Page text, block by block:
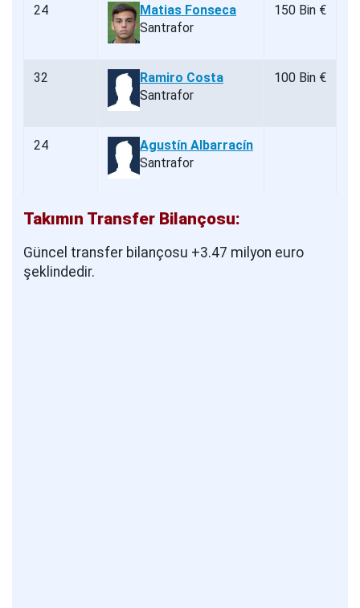
24
Matias Fonseca
Santrafor
150 Bin €
32
Ramiro Costa
Santrafor
100 Bin €
24
Agustín Albarracín
Santrafor
Takımın Transfer Bilançosu:
Güncel transfer bilançosu +3.47 milyon euro
şeklindedir.